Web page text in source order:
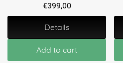
€399,00
Details
Add to cart